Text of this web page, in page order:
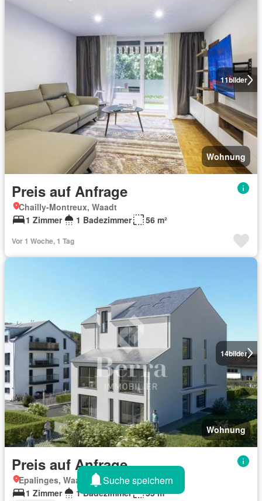
11bilder
Wohnung
Preis auf Anfrage
Chailly-Montreux, Waadt
1 Zimmer
1 Badezimmer 56 m²
Vor 1 Woche, 1 Tag
14bilder
Wohnung
Preis auf Anfrage
Epalinges, Waadt
1 Zimmer
1 Badezimmer 55 m²
Suche speichern